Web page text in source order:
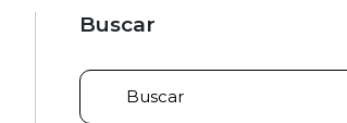
Buscar